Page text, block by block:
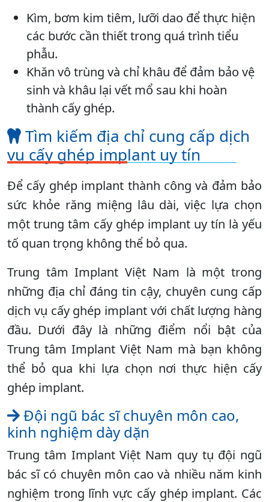
Kìm, bơm kim tiêm, lưỡi dao để thực hiện
các bước cần thiết trong quá trình tiểu
phẫu.
Khăn vô trùng và chỉ khâu để đảm bảo vệ
sinh và khâu lại vết mổ sau khi hoàn
thành cấy ghép.
Tìm kiếm địa chỉ cung cấp dịch
vụ cấy ghép implant uy tín
Để cấy ghép implant thành công và đảm bảo
sức khỏe răng miệng lâu dài, việc lựa chọn
một trung tâm cấy ghép implant uy tín là yếu
tố quan trọng không thể bỏ qua.
Trung tâm Implant Việt Nam là một trong
những địa chỉ đáng tin cậy, chuyên cung cấp
dịch vụ cấy ghép implant với chất lượng hàng
đầu. Dưới đây là những điểm nổi bật của
Trung tâm Implant Việt Nam mà bạn không
thể bỏ qua khi lựa chọn nơi thực hiện cấy
ghép implant.
Đội ngũ bác sĩ chuyên môn cao,
kinh nghiệm dày dặn
Trung tâm Implant Việt Nam quy tụ đội ngũ
bác sĩ có chuyên môn cao và nhiều năm kinh
nghiệm trong lĩnh vực cấy ghép implant. Các